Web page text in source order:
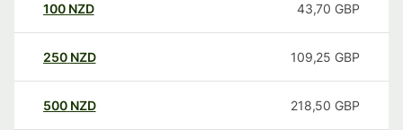
100 NZD 43,70 GBP
250 NZD 109,25 GBP
500 NZD 218,50 GBP